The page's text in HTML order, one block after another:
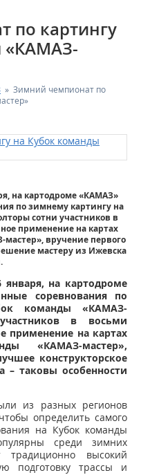
по картингу
«КАМАЗ-
» Зимний чемпионат по
на картодроме «КАМАЗ»
по зимнему картингу на
сотни участников в
применение на картах
вручение первого
мастеру из Ижевска
на картодроме
соревнования по
команды «КАМАЗ-
в восьми
применение на картах
«КАМАЗ-мастер»,
конструкторское
– таковы особенности
из разных регионов
определить самого
на Кубок команды
среди зимних
традиционно высокий
подготовку трассы и